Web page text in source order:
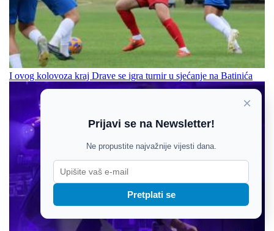
I ovog kolovoza kraj Drave se igra turnir u sjećanje na Batinića
×
Prijavi se na Newsletter!
Ne propustite najvažnije vijesti dana.
Pretplati se